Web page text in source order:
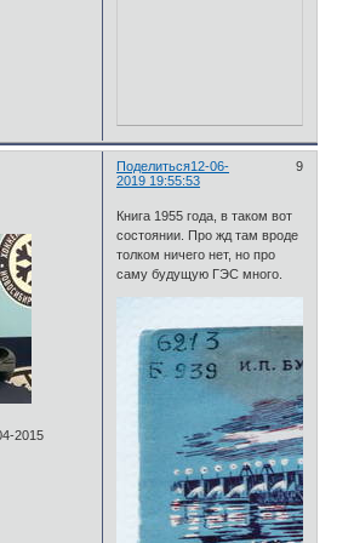
Поделиться 9
12-06-
2019 19:55:53
2015
Книга 1955 года, в таком вот
состоянии. Про жд там вроде
толком ничего нет, но про
саму будущую ГЭС много.